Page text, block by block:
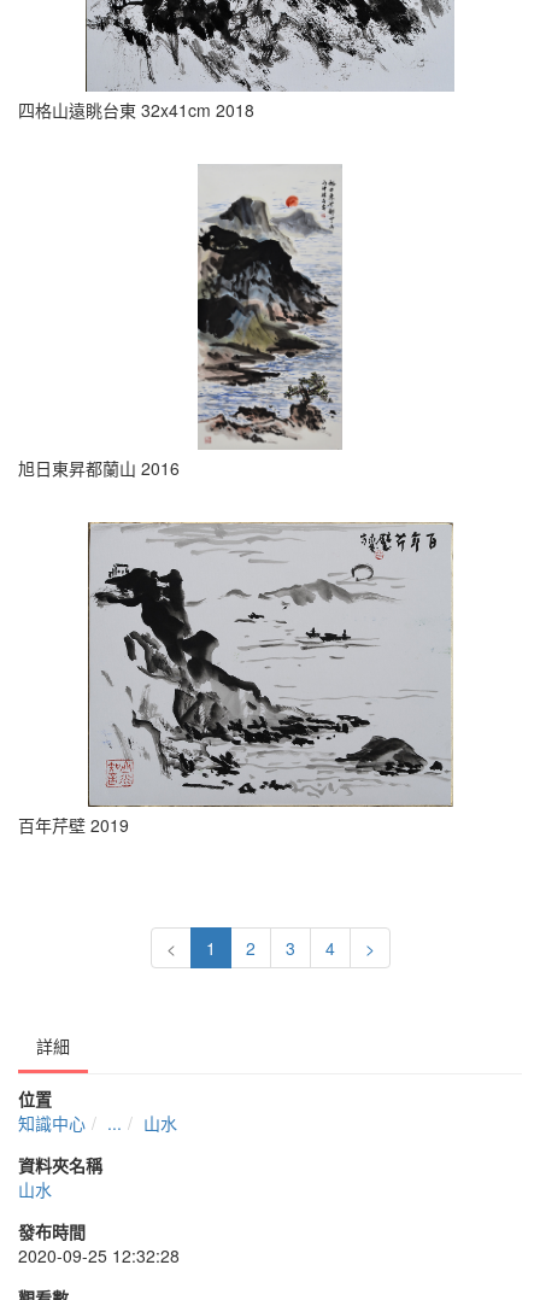
四格山遠眺台東 32x41cm 2018
旭日東昇都蘭山 2016
百年芹壁 2019
< 1 2 3 4 >
詳細
位置
知識中心
...
山水
資料夾名稱
山水
發布時間
2020-09-25 12:32:28